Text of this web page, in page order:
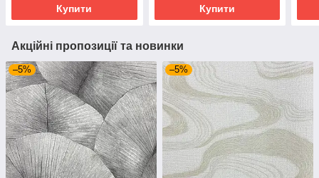
Купити Купити
Акційні пропозиції та новинки
–5% –5%